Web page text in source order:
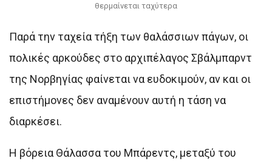
θερμαίνεται ταχύτερα
Παρά την ταχεία τήξη των θαλάσσιων πάγων, οι
πολικές αρκούδες στο αρχιπέλαγος Σβάλμπαρντ
της Νορβηγίας φαίνεται να ευδοκιμούν, αν και οι
επιστήμονες δεν αναμένουν αυτή η τάση να
διαρκέσει.
Η βόρεια Θάλασσα του Μπάρεντς, μεταξύ του